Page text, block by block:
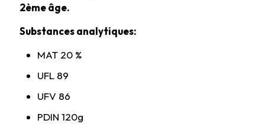
2ème âge.
Substances analytiques:
MAT 20 %
UFL 89
UFV 86
PDIN 120g